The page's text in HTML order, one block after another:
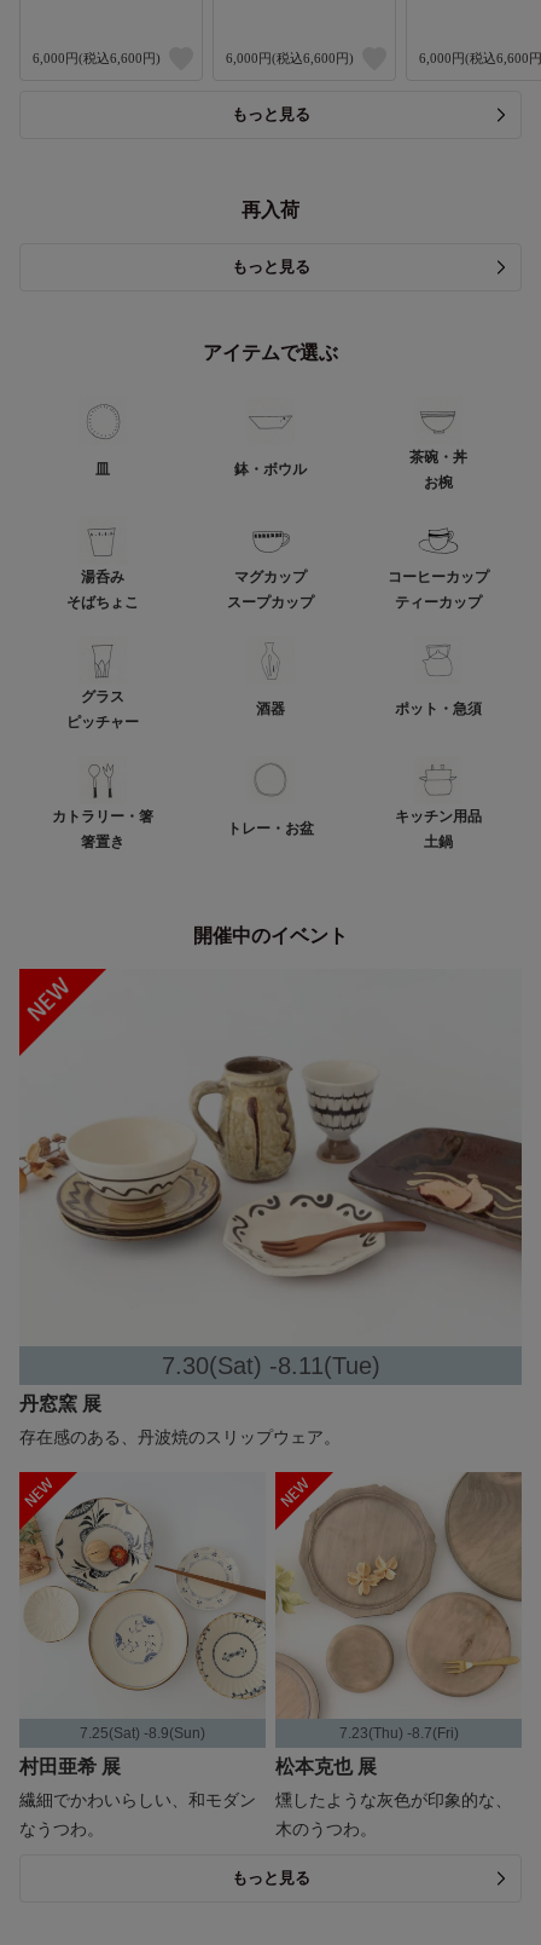
6,000円(税込6,600円) 6,000円(税込6,600円) 6,000円(税込6,600
もっと見る
再入荷
もっと見る
アイテムで選ぶ
皿 鉢・ボウル
茶碗・丼
お椀
湯呑み
そばちょこ
マグカップ
スープカップ
コーヒーカップ
ティーカップ
グラス
ピッチャー
酒器 ポット・急須
カトラリー・箸
箸置き
トレー・お盆
キッチン用品
土鍋
開催中のイベント
7.30(Sat) -8.11(Tue)
丹窓窯 展
存在感のある、丹波焼のスリップウェア。
7.25(Sat) -8.9(Sun)
村田亜希 展
繊細でかわいらしい、和モダン
なうつわ。
7.23(Thu) -8.7(Fri)
松本克也 展
燻したような灰色が印象的な、
木のうつわ。
もっと見る